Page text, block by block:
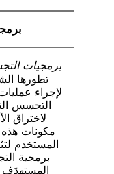
برمجيات
تطورها
لإجراء
التجسس
لاختراق
مكونات هذه
المستخدم
برمجية
المستهدَف